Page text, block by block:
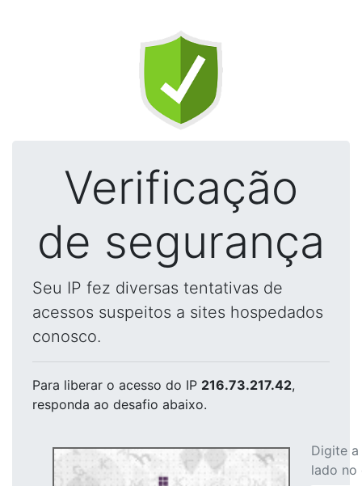
Verificação
de segurança
Seu IP fez diversas tentativas de
acessos suspeitos a sites hospedados
conosco.
Para liberar o acesso do IP 216.73.217.42,
responda ao desafio abaixo.
Digite
lado no